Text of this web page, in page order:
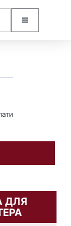
ДЛЯ